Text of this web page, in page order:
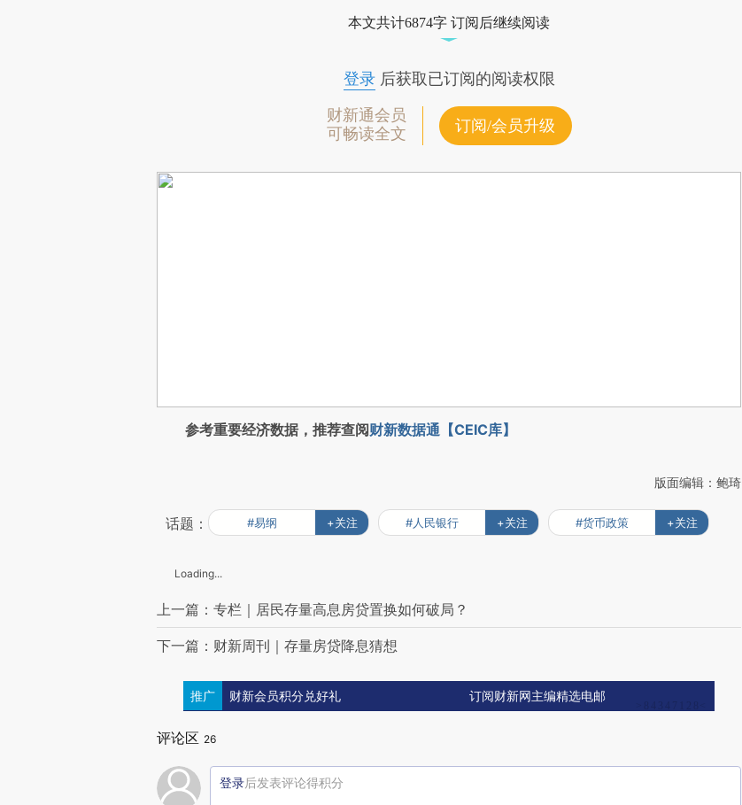
本文共计6874字 订阅后继续阅读
登录后获取已订阅的阅读权限
财新通会员
可畅读全文
订阅/会员升级
参考重要经济数据，推荐查阅财新数据通【CEIC库】
版面编辑：鲍琦
话题： #易纲 +关注 #人民银行 +关注 #货币政策 +关注
Loading...
上一篇：专栏｜居民存量高息房贷置换如何破局？
下一篇：财新周刊｜存量房贷降息猜想
推广 财新会员积分兑好礼 订阅财新网主编精选电邮
评论区 26
登录后发表评论得积分